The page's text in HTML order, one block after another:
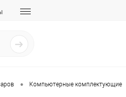
• Компьютерные комплектующие